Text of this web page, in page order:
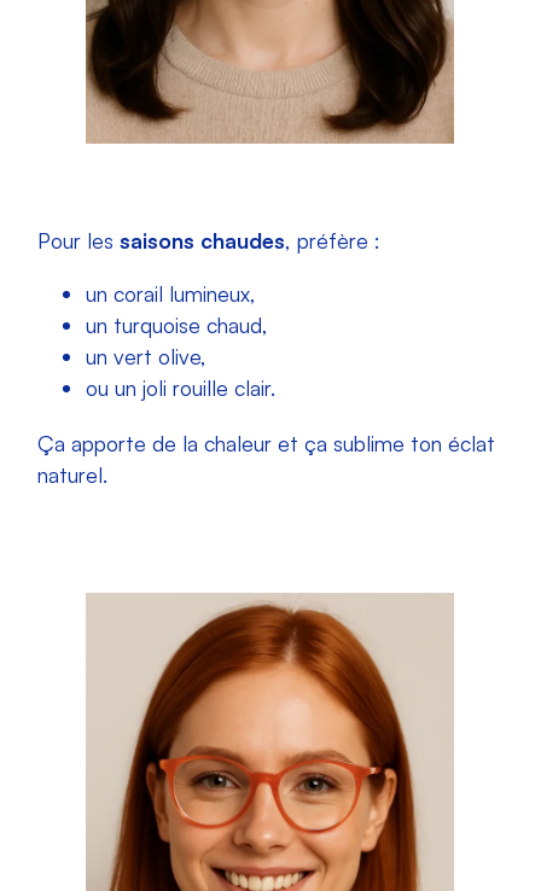
Pour lessaisons chaudes, préfère :
un corail lumineux,
un turquoise chaud,
un vert olive,
ou un joli rouille clair.
Ça apporte de la chaleur et ça sublime ton éclat
naturel.